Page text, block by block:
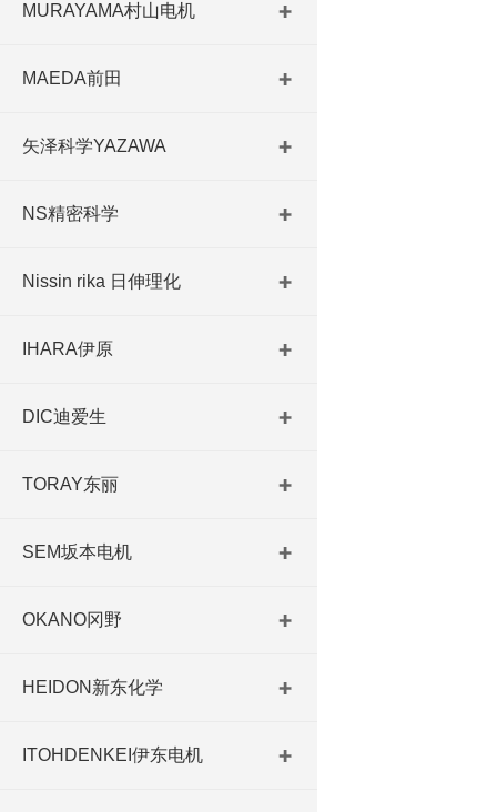
MURAYAMA村山电机
MAEDA前田
矢泽科学YAZAWA
NS精密科学
Nissin rika 日伸理化
IHARA伊原
DIC迪爱生
TORAY东丽
SEM坂本电机
OKANO冈野
HEIDON新东化学
ITOHDENKEI伊东电机